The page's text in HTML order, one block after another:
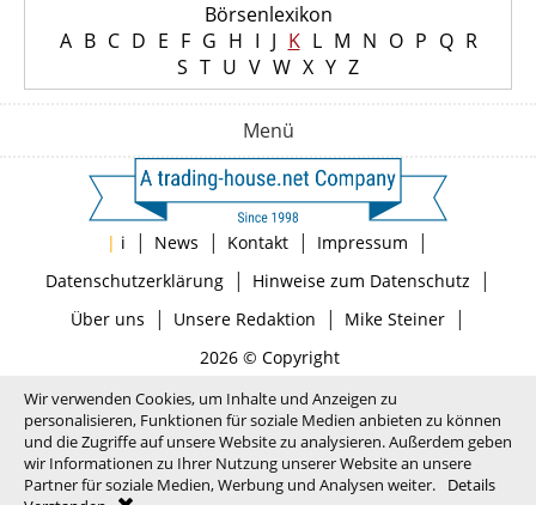
Börsenlexikon
A B C D E F G H I J K L M N O P Q R
S T U V W X Y Z
Menü
| i | News | Kontakt | Impressum |
Datenschutzerklärung| Hinweise zum Datenschutz |
Über uns | Unsere Redaktion | Mike Steiner|
2026 © Copyright
Wir verwenden Cookies, um Inhalte und Anzeigen zu
personalisieren, Funktionen für soziale Medien anbieten zu können
und die Zugriffe auf unsere Website zu analysieren. Außerdem geben
wir Informationen zu Ihrer Nutzung unserer Website an unsere
Partner für soziale Medien, Werbung und Analysen weiter.
Details